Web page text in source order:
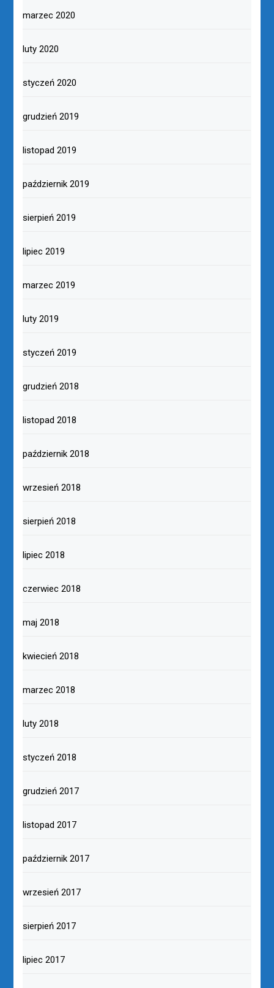
marzec 2020
luty 2020
styczeń 2020
grudzień 2019
listopad 2019
październik 2019
sierpień 2019
lipiec 2019
marzec 2019
luty 2019
styczeń 2019
grudzień 2018
listopad 2018
październik 2018
wrzesień 2018
sierpień 2018
lipiec 2018
czerwiec 2018
maj 2018
kwiecień 2018
marzec 2018
luty 2018
styczeń 2018
grudzień 2017
listopad 2017
październik 2017
wrzesień 2017
sierpień 2017
lipiec 2017